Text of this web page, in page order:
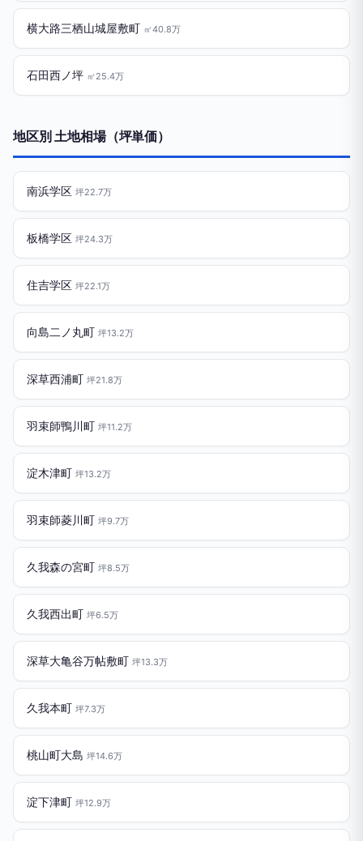
横大路三栖山城屋敷町 ㎡40.8万
石田西ノ坪 ㎡25.4万
地区別 土地相場（坪単価）
南浜学区 坪22.7万
板橋学区 坪24.3万
住吉学区 坪22.1万
向島二ノ丸町 坪13.2万
深草西浦町 坪21.8万
羽束師鴨川町 坪11.2万
淀木津町 坪13.2万
羽束師菱川町 坪9.7万
久我森の宮町 坪8.5万
久我西出町 坪6.5万
深草大亀谷万帖敷町 坪13.3万
久我本町 坪7.3万
桃山町大島 坪14.6万
淀下津町 坪12.9万